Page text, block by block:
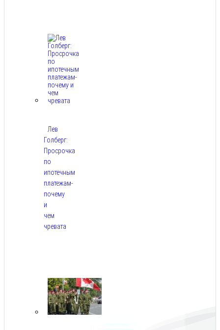
Лев
Голберг:
Просрочка
по
ипотечным
платежам-
почему
и
чем
чревата